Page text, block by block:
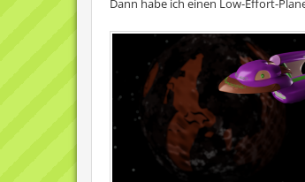
Dann habe ich einen Low-Effort-